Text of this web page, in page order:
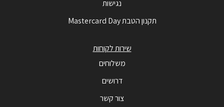
נגישות
תקנון הטבת Mastercard Day
שירות לקוחות
משלוחים
דרושים
צור קשר